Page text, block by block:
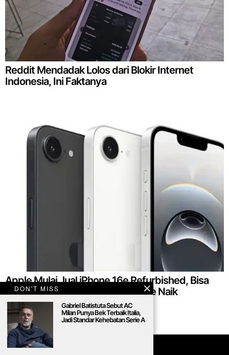
Reddit Mendadak Lolos dari Blokir Internet
Indonesia, Ini Faktanya
Apple Mulai Jual iPhone 16e Refurbished, Bisa
Jadi Solusi Sebelum Harga iPhone Naik
DON'T MISS
Gabriel Batistuta Sebut AC
Milan Punya Bek Terbaik Italia,
Jadi Standar Kehebatan Serie A